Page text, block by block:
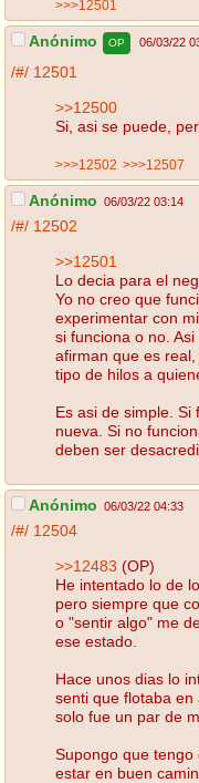
>>>12501
Anónimo OP 06/03/22
/#/ 12501
>>12500
Si, asi se puede,
>>>12502 >>>12507
Anónimo 06/03/22 03:14
/#/ 12502
>>12501
Lo decia para el
Yo no creo que
experimentar con
si funciona o no.
afirman que es
tipo de hilos a
Es asi de simple. Si
nueva. Si no
deben ser
Anónimo 06/03/22 04:33
/#/ 12504
>>12483 (OP)
He intentado lo de
pero siempre que
o "sentir algo" me
ese estado.
Hace unos dias lo
senti que flotaba
solo fue un par de
Supongo que
estar en buen